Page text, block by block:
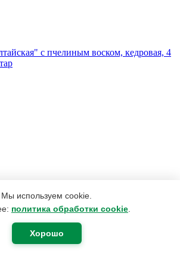
Мы используем cookie.
политика обработки cookie
Хорошо
с пчелиным воском, кедровая, 4